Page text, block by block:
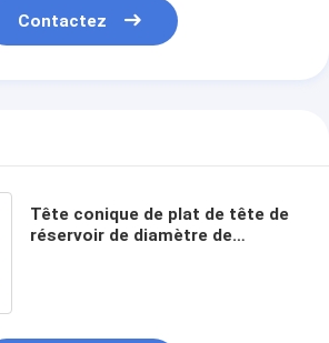
Contactez
Tête conique de plat de tête de
réservoir de diamètre de